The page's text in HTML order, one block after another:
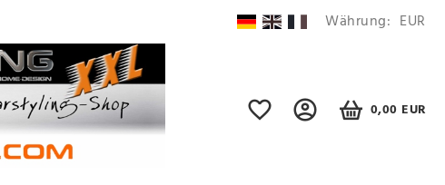
Währung: EUR
0,00 EUR